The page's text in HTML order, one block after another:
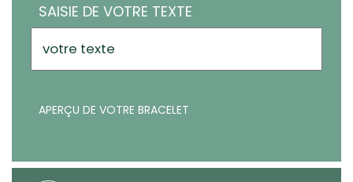
SAISIE DE VOTRE TEXTE
APERÇU DE VOTRE BRACELET